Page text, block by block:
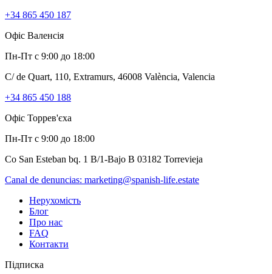
+34 865 450 187
Офіс Валенсія
Пн-Пт с 9:00 до 18:00
C/ de Quart, 110, Extramurs, 46008 València, Valencia
+34 865 450 188
Офіс Торрев'єха
Пн-Пт с 9:00 до 18:00
Co San Esteban bq. 1 B/1-Bajo B 03182 Torrevieja
Canal de denuncias: marketing@spanish-life.estate
Нерухомість
Блог
Про нас
FAQ
Контакти
Підписка